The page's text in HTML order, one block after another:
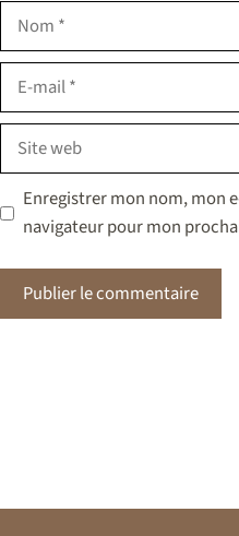
Nom
Site
Enregistrer mon nom, mon
navigateur pour mon